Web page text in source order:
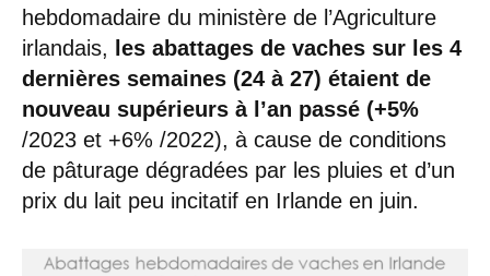
hebdomadaire du ministère de l’Agriculture
irlandais,
les abattages de vaches sur les 4
dernières semaines (24 à 27) étaient de
nouveau supérieurs à l’an passé (+5%
/2023 et +6% /2022), à cause de conditions
de pâturage dégradées par les pluies et d’un
prix du lait peu incitatif en Irlande en juin.